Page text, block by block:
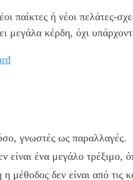
παίκτες ή νέοι πελάτες-
μεγάλα κέρδη, όχι
γνωστές ως παραλλαγές.
είναι ένα μεγάλο
μέθοδος δεν είναι από τις